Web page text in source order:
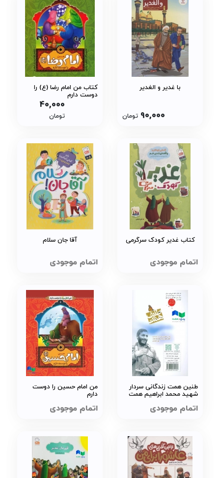
با غدیر و الغدیر
90,000 تومان
کتاب من امام رضا (ع) را
دوست دارم
40,000
تومان
کتاب غدیر کودک سرگرمی
اتمام موجودی
آقا جان سلام
اتمام موجودی
طنین همت زندگانی سردار
شهید محمد ابراهیم همت
اتمام موجودی
من امام حسین را دوست
دارم
اتمام موجودی